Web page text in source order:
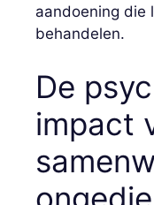
aandoening die
behandelen.
De
impact